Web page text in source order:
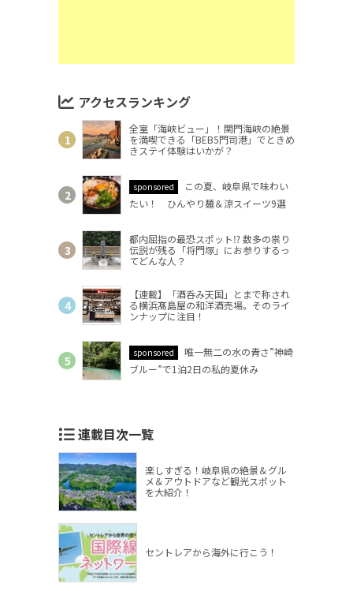
アクセスランキング
全室「海峡ビュー」！関門海峡の絶景
を満喫できる「BEB5門司港」でときめ
きステイ体験はいかが？
sponsored
この夏、岐阜県で味わい
たい！ ひんやり麺＆涼スイーツ9選
都内屈指の最恐スポット⁉ 数多の祟り
伝説が残る「将門塚」にお参りするっ
てどんな人？
【連載】「酒呑み天国」とまで称され
る横浜髙島屋の和洋酒売場。そのライ
ンナップに注目！
sponsored
唯一無二の水の青さ”神崎
ブルー”で1泊2日の私的夏休み
連載目次一覧
楽しすぎる！岐阜県の絶景＆グル
メ＆アウトドアなど観光スポット
を大紹介！
セントレアから海外に行こう！